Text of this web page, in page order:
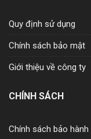
Quy định sử dụng
Chính sách bảo mật
Giới thiệu về công ty
CHÍNH SÁCH
Chính sách bảo hành